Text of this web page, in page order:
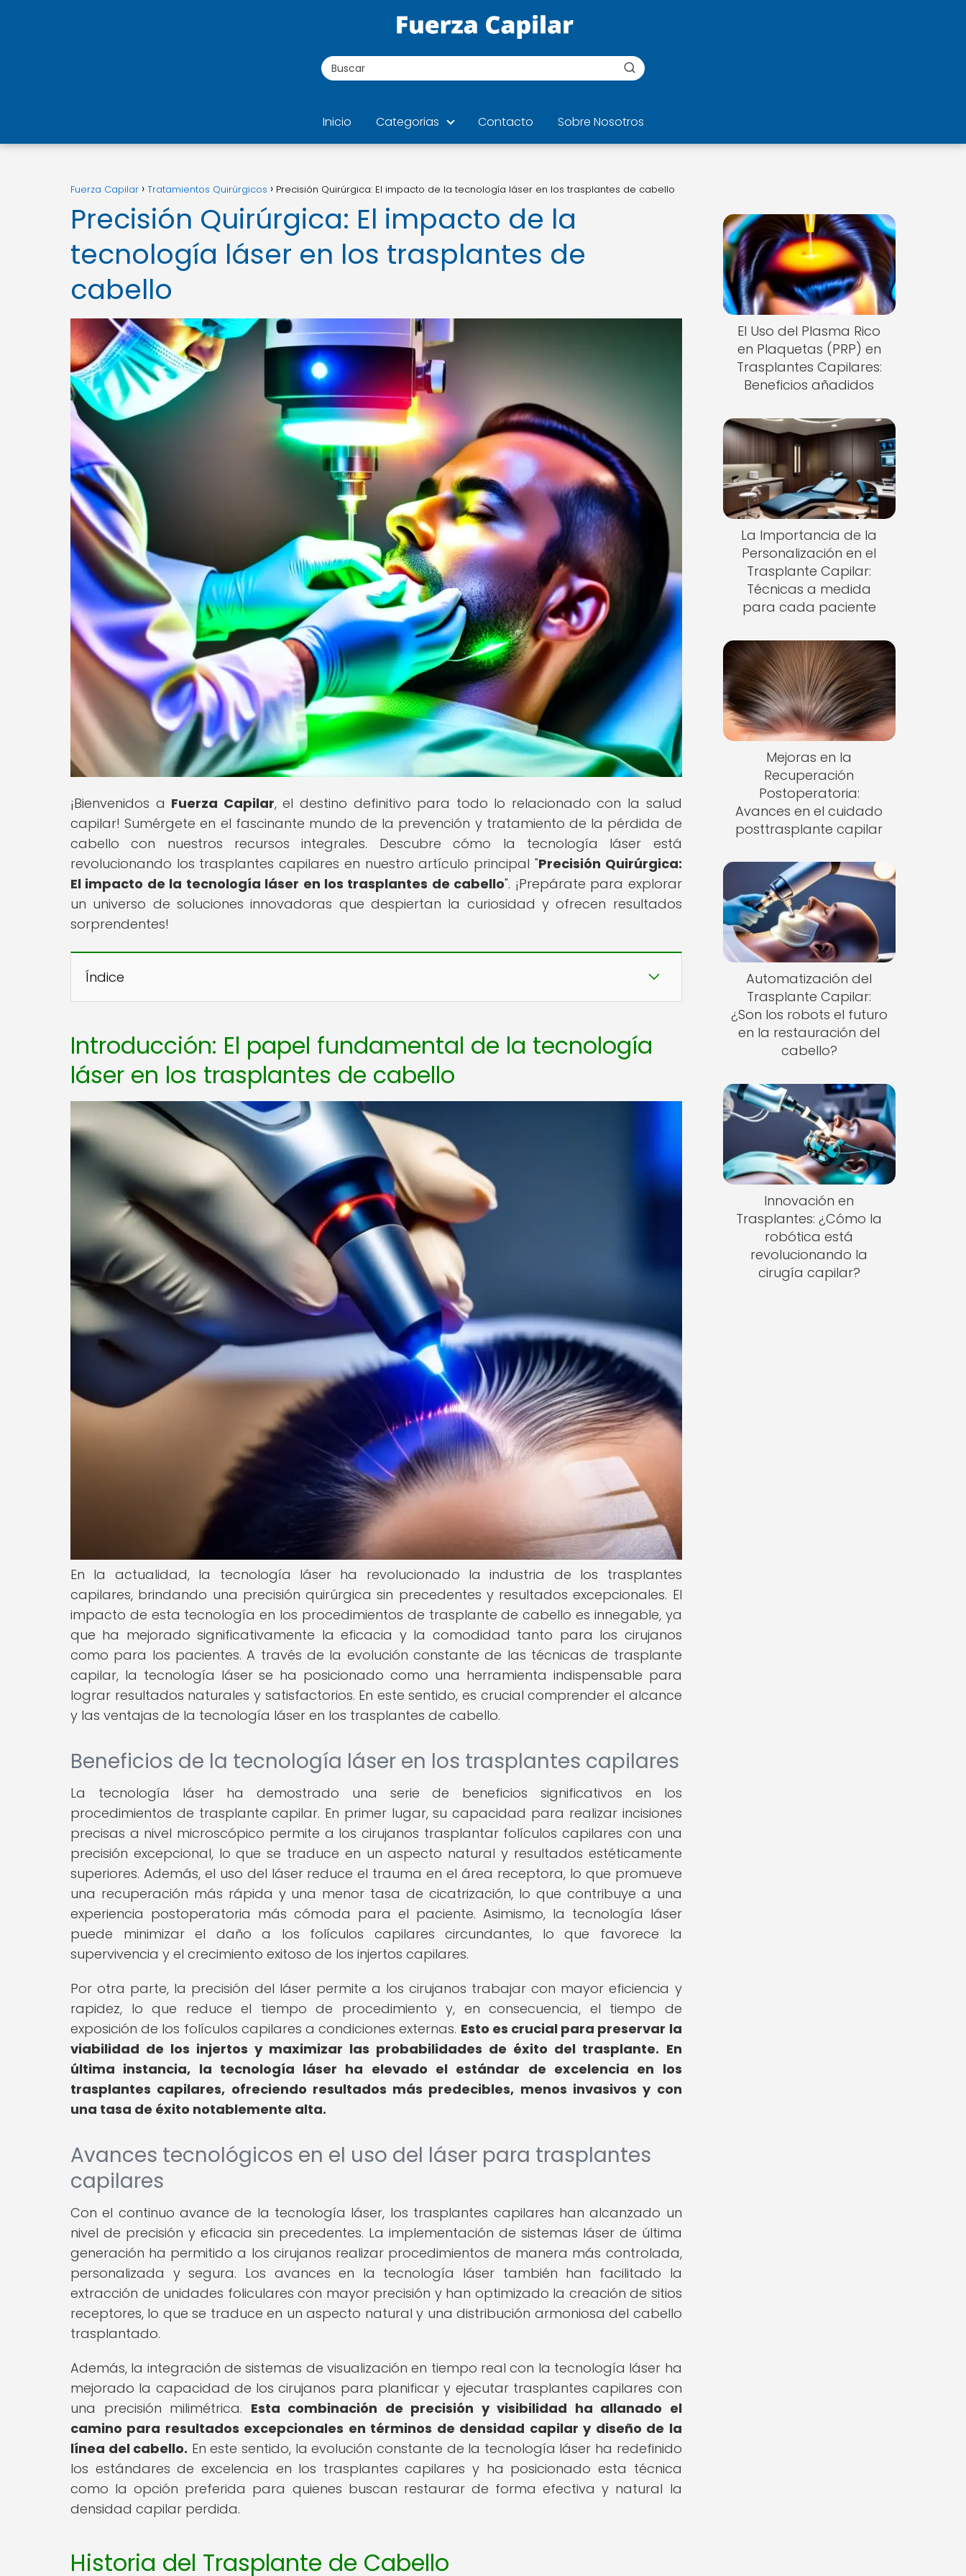
Inicio Categorias Contacto Sobre Nosotros
Fuerza Capilar Tratamientos Quirúrgicos Precisión Quirúrgica: El impacto de la tecnología láser en los trasplantes de cabello
Precisión Quirúrgica: El impacto de la
tecnología láser en los trasplantes de
cabello
¡Bienvenidos a Fuerza Capilar, el destino definitivo para todo lo relacionado con la salud
capilar! Sumérgete en el fascinante mundo de la prevención y tratamiento de la pérdida de
cabello con nuestros recursos integrales. Descubre cómo la tecnología láser está
revolucionando los trasplantes capilares en nuestro artículo principal "Precisión Quirúrgica:
El impacto de la tecnología láser en los trasplantes de cabello". ¡Prepárate para explorar
un universo de soluciones innovadoras que despiertan la curiosidad y ofrecen resultados
sorprendentes!
Índice
Introducción: El papel fundamental de la tecnología
láser en los trasplantes de cabello
En la actualidad, la tecnología láser ha revolucionado la industria de los trasplantes
capilares, brindando una precisión quirúrgica sin precedentes y resultados excepcionales. El
impacto de esta tecnología en los procedimientos de trasplante de cabello es innegable, ya
que ha mejorado significativamente la eficacia y la comodidad tanto para los cirujanos
como para los pacientes. A través de la evolución constante de las técnicas de trasplante
capilar, la tecnología láser se ha posicionado como una herramienta indispensable para
lograr resultados naturales y satisfactorios. En este sentido, es crucial comprender el alcance
y las ventajas de la tecnología láser en los trasplantes de cabello.
Beneficios de la tecnología láser en los trasplantes capilares
La tecnología láser ha demostrado una serie de beneficios significativos en los
procedimientos de trasplante capilar. En primer lugar, su capacidad para realizar incisiones
precisas a nivel microscópico permite a los cirujanos trasplantar folículos capilares con una
precisión excepcional, lo que se traduce en un aspecto natural y resultados estéticamente
superiores. Además, el uso del láser reduce el trauma en el área receptora, lo que promueve
una recuperación más rápida y una menor tasa de cicatrización, lo que contribuye a una
experiencia postoperatoria más cómoda para el paciente. Asimismo, la tecnología láser
puede minimizar el daño a los folículos capilares circundantes, lo que favorece la
supervivencia y el crecimiento exitoso de los injertos capilares.
Por otra parte, la precisión del láser permite a los cirujanos trabajar con mayor eficiencia y
rapidez, lo que reduce el tiempo de procedimiento y, en consecuencia, el tiempo de
exposición de los folículos capilares a condiciones externas. Esto es crucial para preservar la
viabilidad de los injertos y maximizar las probabilidades de éxito del trasplante. En
última instancia, la tecnología láser ha elevado el estándar de excelencia en los
trasplantes capilares, ofreciendo resultados más predecibles, menos invasivos y con
una tasa de éxito notablemente alta.
Avances tecnológicos en el uso del láser para trasplantes
capilares
Con el continuo avance de la tecnología láser, los trasplantes capilares han alcanzado un
nivel de precisión y eficacia sin precedentes. La implementación de sistemas láser de última
generación ha permitido a los cirujanos realizar procedimientos de manera más controlada,
personalizada y segura. Los avances en la tecnología láser también han facilitado la
extracción de unidades foliculares con mayor precisión y han optimizado la creación de sitios
receptores, lo que se traduce en un aspecto natural y una distribución armoniosa del cabello
trasplantado.
Además, la integración de sistemas de visualización en tiempo real con la tecnología láser ha
mejorado la capacidad de los cirujanos para planificar y ejecutar trasplantes capilares con
una precisión milimétrica. Esta combinación de precisión y visibilidad ha allanado el
camino para resultados excepcionales en términos de densidad capilar y diseño de la
línea del cabello. En este sentido, la evolución constante de la tecnología láser ha redefinido
los estándares de excelencia en los trasplantes capilares y ha posicionado esta técnica
como la opción preferida para quienes buscan restaurar de forma efectiva y natural la
densidad capilar perdida.
Historia del Trasplante de Cabello
El Uso del Plasma Rico
en Plaquetas (PRP) en
Trasplantes Capilares:
Beneficios añadidos
La Importancia de la
Personalización en el
Trasplante Capilar:
Técnicas a medida
para cada paciente
Mejoras en la
Recuperación
Postoperatoria:
Avances en el cuidado
posttrasplante capilar
Automatización del
Trasplante Capilar:
¿Son los robots el futuro
en la restauración del
cabello?
Innovación en
Trasplantes: ¿Cómo la
robótica está
revolucionando la
cirugía capilar?